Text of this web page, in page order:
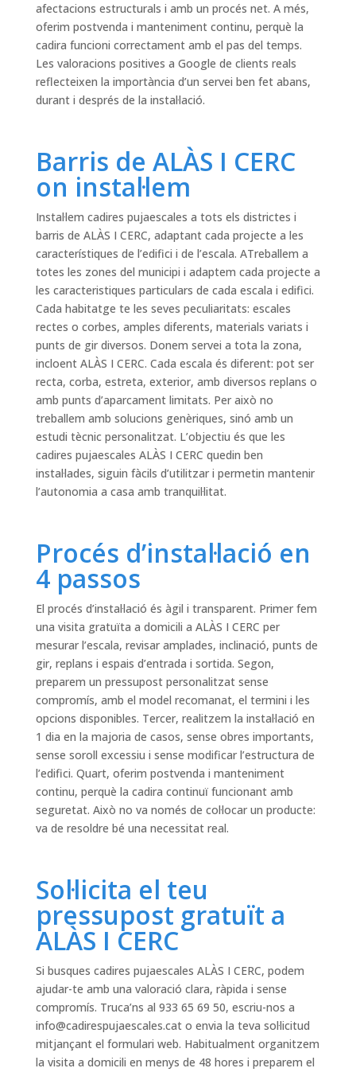
afectacions estructurals i amb un procés net. A més,
oferim postvenda i manteniment continu, perquè la
cadira funcioni correctament amb el pas del temps.
Les valoracions positives a Google de clients reals
reflecteixen la importància d’un servei ben fet abans,
durant i després de la instal·lació.
Barris de ALÀS I CERC
on instal·lem
Instal·lem cadires pujaescales a tots els districtes i
barris de ALÀS I CERC, adaptant cada projecte a les
característiques de l’edifici i de l’escala. ATreballem a
totes les zones del municipi i adaptem cada projecte a
les caracteristiques particulars de cada escala i edifici.
Cada habitatge te les seves peculiaritats: escales
rectes o corbes, amples diferents, materials variats i
punts de gir diversos. Donem servei a tota la zona,
incloent ALÀS I CERC. Cada escala és diferent: pot ser
recta, corba, estreta, exterior, amb diversos replans o
amb punts d’aparcament limitats. Per això no
treballem amb solucions genèriques, sinó amb un
estudi tècnic personalitzat. L’objectiu és que les
cadires pujaescales ALÀS I CERC quedin ben
instal·lades, siguin fàcils d’utilitzar i permetin mantenir
l’autonomia a casa amb tranquil·litat.
Procés d’instal·lació en
4 passos
El procés d’instal·lació és àgil i transparent. Primer fem
una visita gratuïta a domicili a ALÀS I CERC per
mesurar l’escala, revisar amplades, inclinació, punts de
gir, replans i espais d’entrada i sortida. Segon,
preparem un pressupost personalitzat sense
compromís, amb el model recomanat, el termini i les
opcions disponibles. Tercer, realitzem la instal·lació en
1 dia en la majoria de casos, sense obres importants,
sense soroll excessiu i sense modificar l’estructura de
l’edifici. Quart, oferim postvenda i manteniment
continu, perquè la cadira continuï funcionant amb
seguretat. Això no va només de col·locar un producte:
va de resoldre bé una necessitat real.
Sol·licita el teu
pressupost gratuït a
ALÀS I CERC
Si busques cadires pujaescales ALÀS I CERC, podem
ajudar-te amb una valoració clara, ràpida i sense
compromís. Truca’ns al 933 65 69 50, escriu-nos a
info@cadirespujaescales.cato envia la teva sol·licitud
mitjançant el formulari web. Habitualment organitzem
la visita a domicili en menys de 48 hores i preparem el